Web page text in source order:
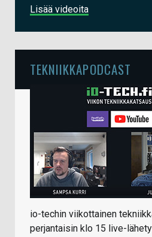
Lisää videoita
TEKNIIKKAPODCAST
io-techin viikottainen
perjantaisin klo 15 live-